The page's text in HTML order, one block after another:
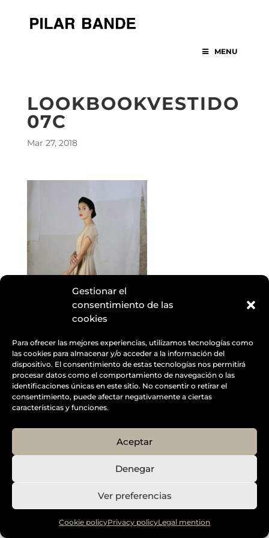
Gestionar el
consentimiento de las
cookies
Para ofrecer las mejores experiencias, utilizamos tecnologías como
las cookies para almacenar y/o acceder a la información del
dispositivo. El consentimiento de estas tecnologías nos permitirá
procesar datos como el comportamiento de navegación o las
identificaciones únicas en este sitio. No consentir o retirar el
consentimiento, puede afectar negativamente a ciertas
características y funciones.
Aceptar
Denegar
Ver preferencias
Cookie policyPrivacy policyLegal mention
MENU
LOOKBOOKVESTIDO
07C
Mar 27, 2018
Designed byElegant Themes| Powered by
Diseño Web a medida
| Childtheme created by